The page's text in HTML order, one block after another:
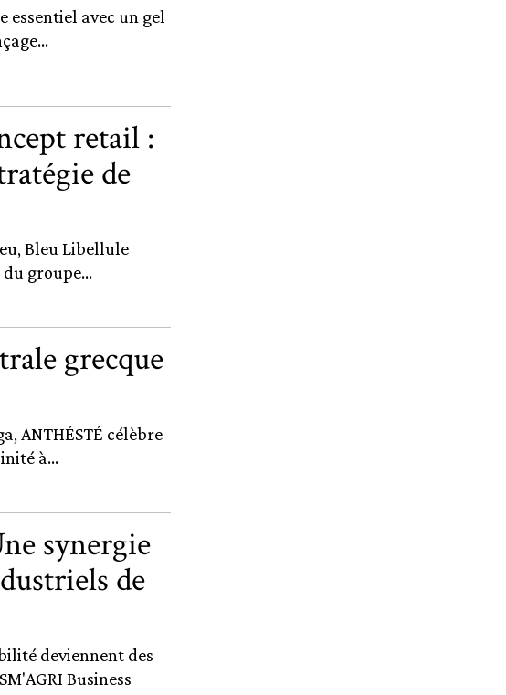
essentiel avec un gel
retail :
de
Bleu Libellule
groupe...
grecque
ANTHÉSTÉ célèbre
à...
synergie
de
deviennent des
Business